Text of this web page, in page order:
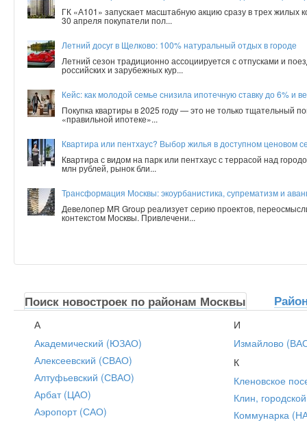
ГК «А101» запускает масштабную акцию сразу в трех
30 апреля покупатели пол...
Летний досуг в Щелково: 100% натуральный отдых в городе
Летний сезон традиционно ассоциируется с отпусками и
российских и зарубежных кур...
Кейс: как молодой семье снизила ипотечную ставку до 6% и
Покупка квартиры в 2025 году — это не только тщательный
«правильной ипотеке»...
Квартира или пентхаус? Выбор жилья в доступном ценовом
Квартира с видом на парк или пентхаус с террасой над
млн рублей, рынок бли...
Трансформация Москвы: экоурбанистика, супрематизм и
Девелопер MR Group реализует серию проектов,
контекстом Москвы. Привлечени...
Поиск новостроек по районам Москвы
А
Академический (ЮЗАО)
Алексеевский (СВАО)
Алтуфьевский (СВАО)
Арбат (ЦАО)
Аэропорт (САО)
И
Измайлово
К
Кленовское
Клин,
Коммунарка